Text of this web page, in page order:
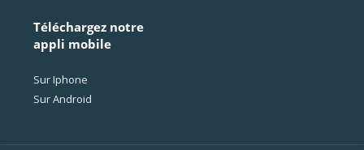
Téléchargez notre
appli mobile
Sur Iphone
Sur Android